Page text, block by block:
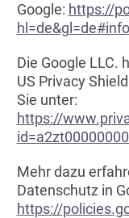
Google: https://
Die Google LLC.
US Privacy
Sie unter:
https://
Mehr dazu
Datenschutz in
https://